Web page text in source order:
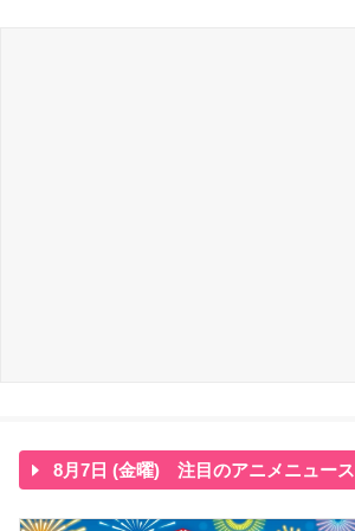
8月7日 (金曜) 注目のアニメニュース